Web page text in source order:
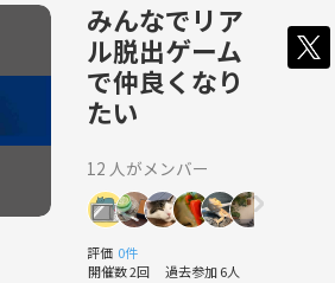
みんなでリア
ル脱出ゲーム
で仲良くなり
たい
12 人がメンバー
評価 0件
開催数 2回 過去参加 6人